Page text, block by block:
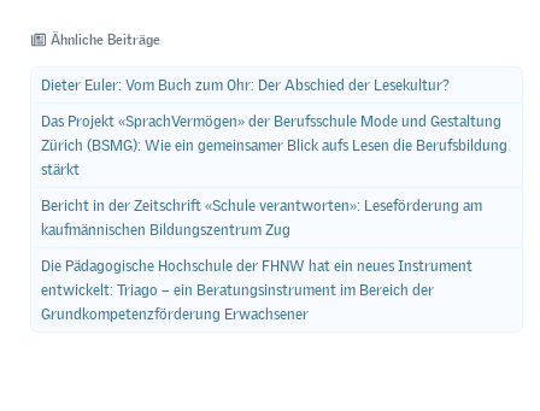
Ähnliche Beiträge
Dieter Euler: Vom Buch zum Ohr: Der Abschied der Lesekultur?
Das Projekt «SprachVermögen» der Berufsschule Mode und Gestaltung
Zürich (BSMG): Wie ein gemeinsamer Blick aufs Lesen die Berufsbildung
stärkt
Bericht in der Zeitschrift «Schule verantworten»: Leseförderung am
kaufmännischen Bildungszentrum Zug
Die Pädagogische Hochschule der FHNW hat ein neues Instrument
entwickelt: Triago – ein Beratungsinstrument im Bereich der
Grundkompetenzförderung Erwachsener